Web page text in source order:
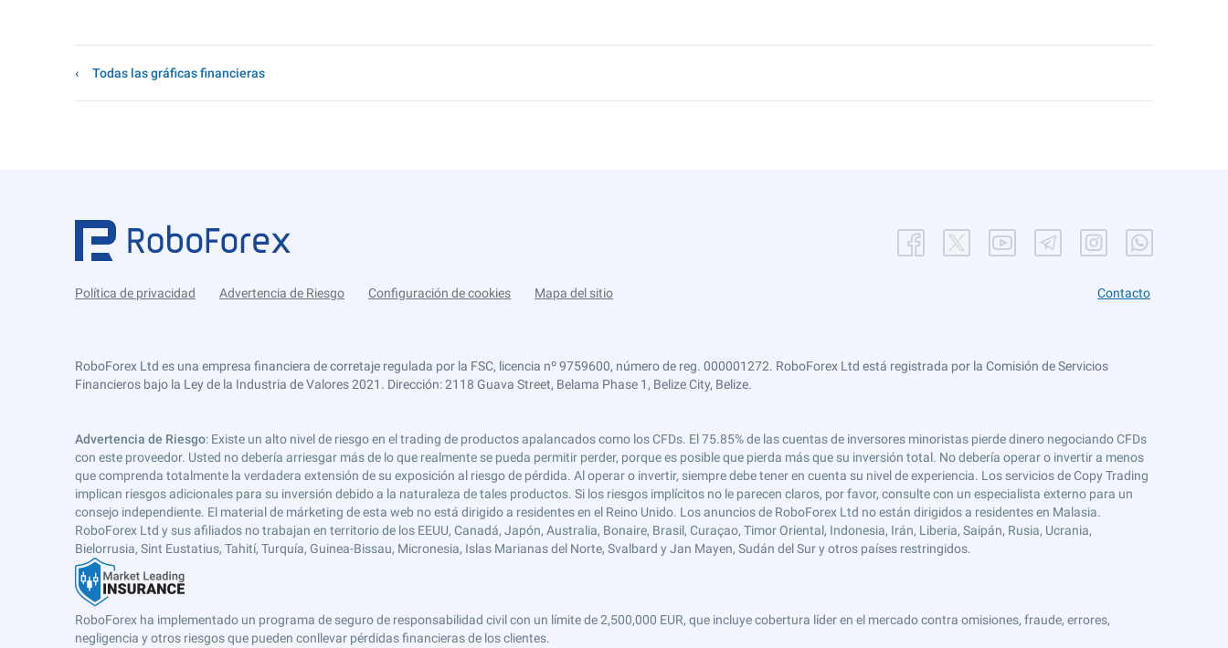
Todas las gráficas financieras
Política de privacidad Advertencia de Riesgo Configuración de cookies Mapa del sitio Contacto
RoboForex Ltd es una empresa financiera de corretaje regulada por la FSC, licencia nº 9759600, número de reg. 000001272. RoboForex Ltd está registrada por la Comisión de Servicios
Financieros bajo la Ley de la Industria de Valores 2021. Dirección: 2118 Guava Street, Belama Phase 1, Belize City, Belize.
Advertencia de Riesgo: Existe un alto nivel de riesgo en el trading de productos apalancados como los CFDs. El 75.85% de las cuentas de inversores minoristas pierde dinero negociando CFDs
con este proveedor. Usted no debería arriesgar más de lo que realmente se pueda permitir perder, porque es posible que pierda más que su inversión total. No debería operar o invertir a menos
que comprenda totalmente la verdadera extensión de su exposición al riesgo de pérdida. Al operar o invertir, siempre debe tener en cuenta su nivel de experiencia. Los servicios de Copy Trading
implican riesgos adicionales para su inversión debido a la naturaleza de tales productos. Si los riesgos implícitos no le parecen claros, por favor, consulte con un especialista externo para un
consejo independiente. El material de márketing de esta web no está dirigido a residentes en el Reino Unido. Los anuncios de RoboForex Ltd no están dirigidos a residentes en Malasia.
RoboForex Ltd y sus afiliados no trabajan en territorio de los EEUU, Canadá, Japón, Australia, Bonaire, Brasil, Curaçao, Timor Oriental, Indonesia, Irán, Liberia, Saipán, Rusia, Ucrania,
Bielorrusia, Sint Eustatius, Tahití, Turquía, Guinea-Bissau, Micronesia, Islas Marianas del Norte, Svalbard y Jan Mayen, Sudán del Sur y otros países restringidos.
RoboForex ha implementado un programa de seguro de responsabilidad civil con un límite de 2,500,000 EUR, que incluye cobertura líder en el mercado contra omisiones, fraude, errores,
negligencia y otros riesgos que pueden conllevar pérdidas financieras de los clientes.